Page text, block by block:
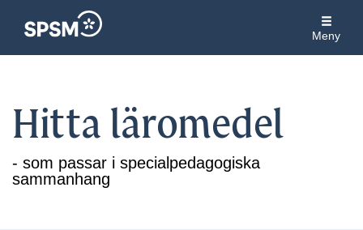
Meny
Hitta läromedel
- som passar i specialpedagogiska
sammanhang